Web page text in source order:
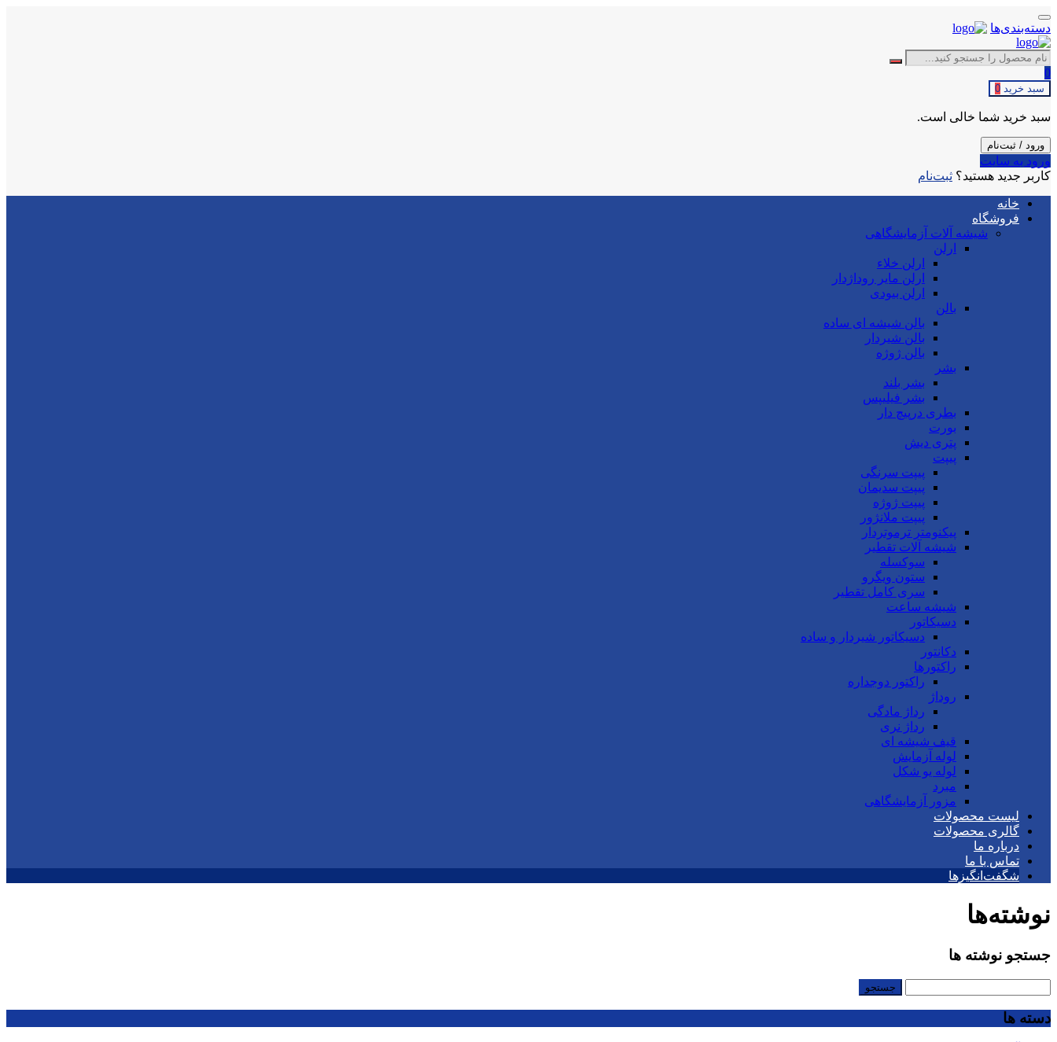
دسته‌بندی‌ها
0
سبد خرید 0
سبد خرید شما خالی است.
ورود / ثبت‌نام
ورود به سایت
کاربر جدید هستید؟ ثبت‌نام
خانه
فروشگاه
شیشه آلات آزمایشگاهی
ارلن
ارلن خلاء
ارلن مایر روداژدار
ارلن بیودی
بالن
بالن شیشه ای ساده
بالن شیردار
بالن ژوژه
بشر
بشر بلند
بشر فیلیپس
بطری درپیچ دار
بورت
پتری دیش
پیپت
پیپت سرنگی
پیپت سدیمان
پیپت ژوژه
پیپت ملانژور
پیکنومتر ترموتردار
شیشه آلات تقطیر
سوکسله
ستون ویگرو
سری کامل تقطیر
شیشه ساعت
دسیکاتور
دسیکاتور شیردار و ساده
دکانتور
راکتورها
راکتور دوجداره
روداژ
رداژ مادگی
رداژ نری
قیف شیشه ای
لوله آزمایش
لوله یو شکل
مبرد
مزور آزمایشگاهی
لیست محصولات
گالری محصولات
درباره ما
تماس با ما
شگفت‌انگیزها
نوشته‌ها
جستجو نوشته ها
دسته ها